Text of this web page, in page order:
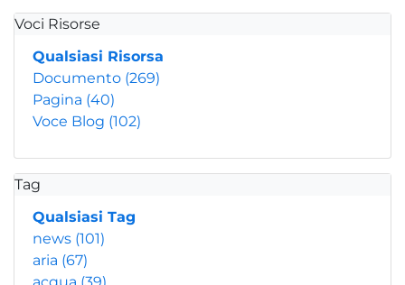
Voci Risorse
Qualsiasi Risorsa
Documento (269)
Pagina (40)
Voce Blog (102)
Tag
Qualsiasi Tag
news (101)
aria (67)